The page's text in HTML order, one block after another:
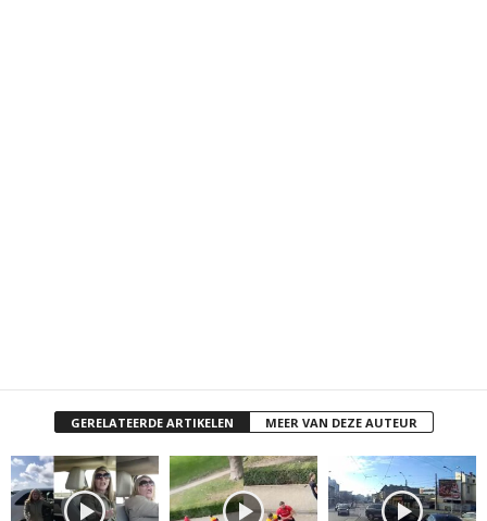
GERELATEERDE ARTIKELEN MEER VAN DEZE AUTEUR